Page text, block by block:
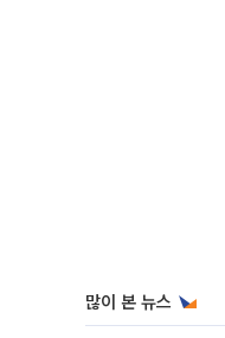
많이 본 뉴스